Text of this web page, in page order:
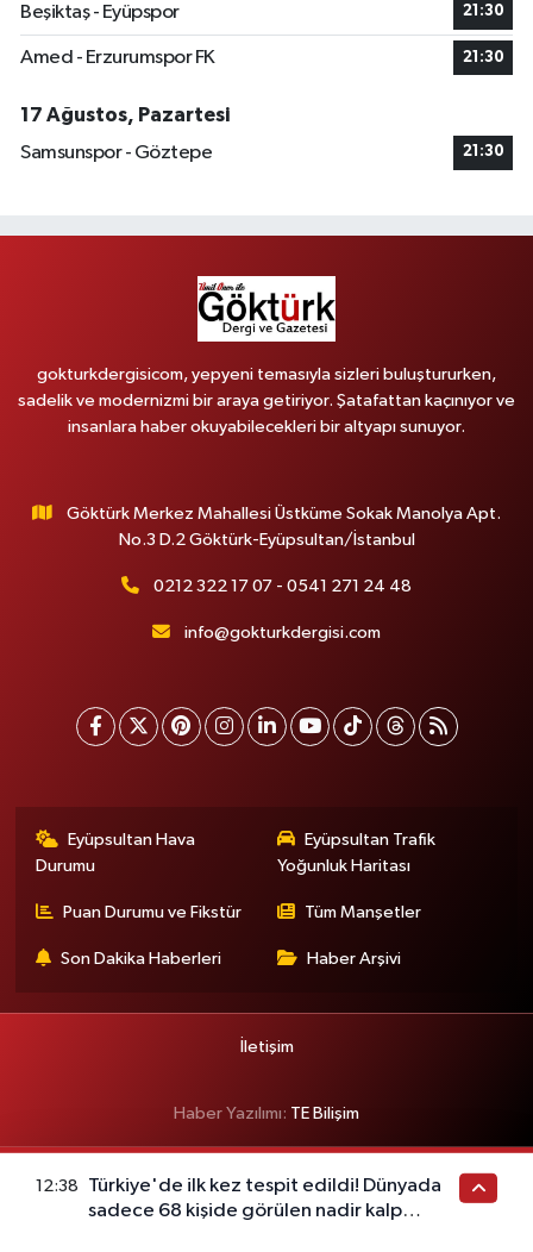
Beşiktaş - Eyüpspor 21:30
Amed - Erzurumspor FK 21:30
17 Ağustos, Pazartesi
Samsunspor - Göztepe
21:30
gokturkdergisicom, yepyeni temasıyla sizleri buluştururken,
sadelik ve modernizmi bir araya getiriyor. Şatafattan kaçınıyor ve
insanlara haber okuyabilecekleri bir altyapı sunuyor.
Göktürk Merkez Mahallesi Üstküme Sokak Manolya Apt.
No.3 D.2 Göktürk-Eyüpsultan/İstanbul
0212 322 17 07 - 0541 271 24 48
info@gokturkdergisi.com
Eyüpsultan Hava
Durumu
Eyüpsultan Trafik
Yoğunluk Haritası
Puan Durumu ve Fikstür Tüm Manşetler
Son Dakika Haberleri Haber Arşivi
İletişim
Haber Yazılımı: TE Bilişim
12:38
Türkiye'de ilk kez tespit edildi! Dünyada
sadece 68 kişide görülen nadir kalp